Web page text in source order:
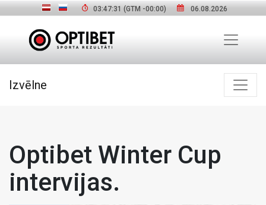
03:47:32 (GTM -00:00) 06.08.2026
Izvēlne
Optibet Winter Cup
intervijas.